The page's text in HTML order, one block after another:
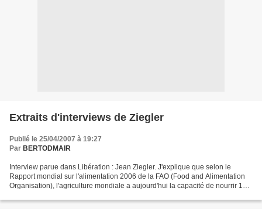
Extraits d'interviews de Ziegler
Publié le 25/04/2007 à 19:27
Par BERTODMAIR
Interview parue dans Libération : Jean Ziegler. J'explique que selon le
Rapport mondial sur l'alimentation 2006 de la FAO (Food and Alimentation
Organisation), l'agriculture mondiale a aujourd'hui la capacité de nourrir 12